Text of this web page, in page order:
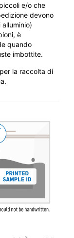
e/o che
devono
è
quando
imbottite.
la raccolta di